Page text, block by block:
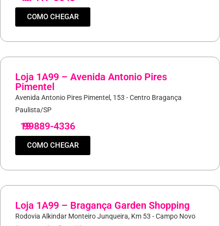
COMO CHEGAR
Loja 1A99 – Avenida Antonio Pires
Pimentel
Avenida Antonio Pires Pimentel, 153 - Centro Bragança
Paulista/SP
19
99889-4336
COMO CHEGAR
Loja 1A99 – Bragança Garden Shopping
Rodovia Alkindar Monteiro Junqueira, Km 53 - Campo Novo